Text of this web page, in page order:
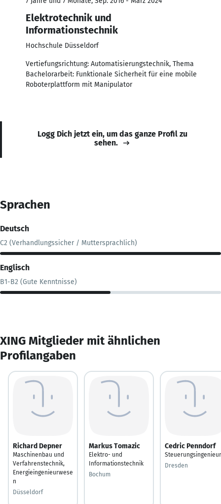
Elektrotechnik und
Informationstechnik
Hochschule Düsseldorf
Vertiefungsrichtung: Automatisierungstechnik, Thema
Bachelorarbeit: Funktionale Sicherheit für eine mobile
Roboterplattform mit Manipulator
Logg Dich jetzt ein, um das ganze Profil zu
sehen.
Sprachen
Deutsch
C2 (Verhandlungssicher / Muttersprachlich)
Englisch
B1-B2 (Gute Kenntnisse)
XING Mitglieder mit ähnlichen
Profilangaben
Richard Depner
Maschinenbau und
Verfahrenstechnik,
Energieingenieurwese
n
Düsseldorf
Markus Tomazic
Elektro- und
Informationstechnik
Bochum
Cedric Penndorf
Steuerungsingenieur
Dresden